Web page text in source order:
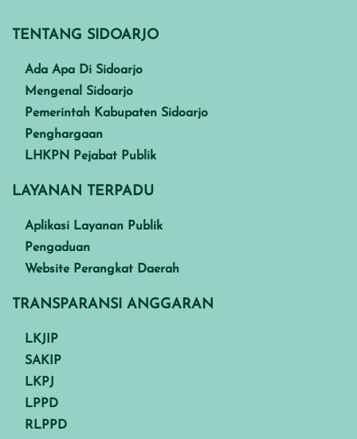
TENTANG SIDOARJO
Ada Apa Di Sidoarjo
Mengenal Sidoarjo
Pemerintah Kabupaten Sidoarjo
Penghargaan
LHKPN Pejabat Publik
LAYANAN TERPADU
Aplikasi Layanan Publik
Pengaduan
Website Perangkat Daerah
TRANSPARANSI ANGGARAN
LKJIP
SAKIP
LKPJ
LPPD
RLPPD